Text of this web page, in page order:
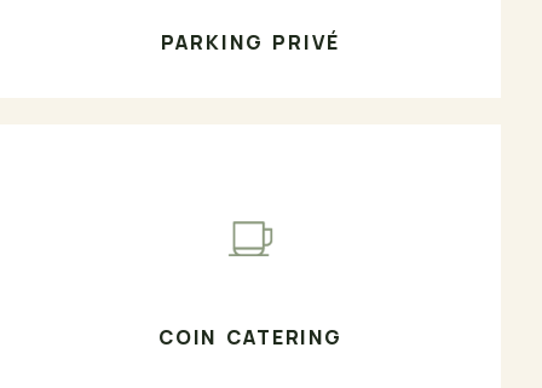
PARKING PRIVÉ
COIN CATERING